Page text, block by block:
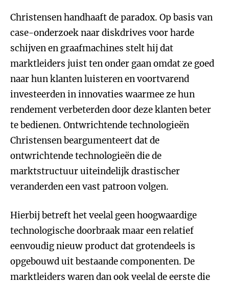
Christensen handhaaft de paradox. Op basis van
case-onderzoek naar diskdrives voor harde
schijven en graafmachines stelt hij dat
marktleiders juist ten onder gaan omdat ze goed
naar hun klanten luisteren en voortvarend
investeerden in innovaties waarmee ze hun
rendement verbeterden door deze klanten beter
te bedienen. Ontwrichtende technologieën
Christensen beargumenteert dat de
ontwrichtende technologieën die de
marktstructuur uiteindelijk drastischer
veranderden een vast patroon volgen.
Hierbij betreft het veelal geen hoogwaardige
technologische doorbraak maar een relatief
eenvoudig nieuw product dat grotendeels is
opgebouwd uit bestaande componenten. De
marktleiders waren dan ook veelal de eerste die